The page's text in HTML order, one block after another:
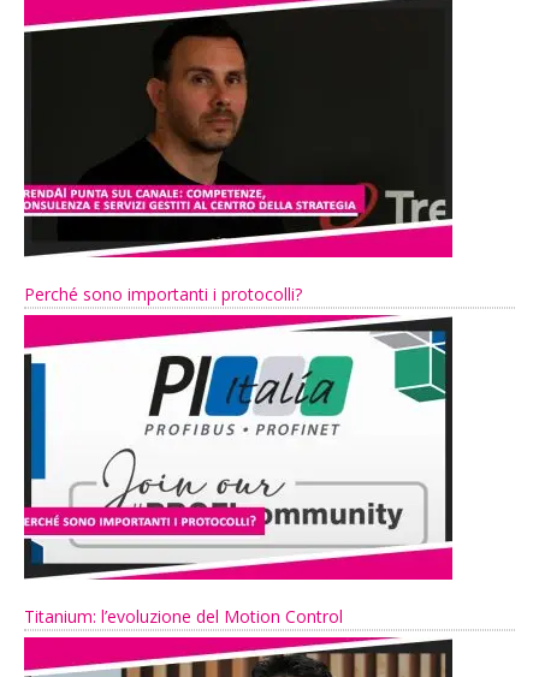
Perché sono importanti i protocolli?
Titanium: l’evoluzione del Motion Control